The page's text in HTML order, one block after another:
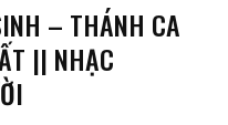
– THÁNH CA
|| NHẠC